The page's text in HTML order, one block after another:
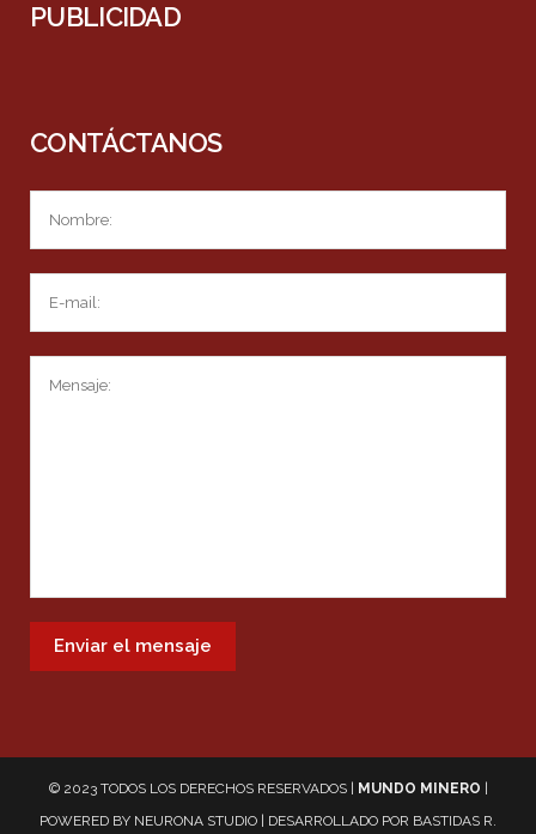
PUBLICIDAD
CONTÁCTANOS
© 2023 TODOS LOS DERECHOS RESERVADOS | MUNDO MINERO
POWERED BY NEURONA STUDIO | DESARROLLADO POR BASTIDAS R.